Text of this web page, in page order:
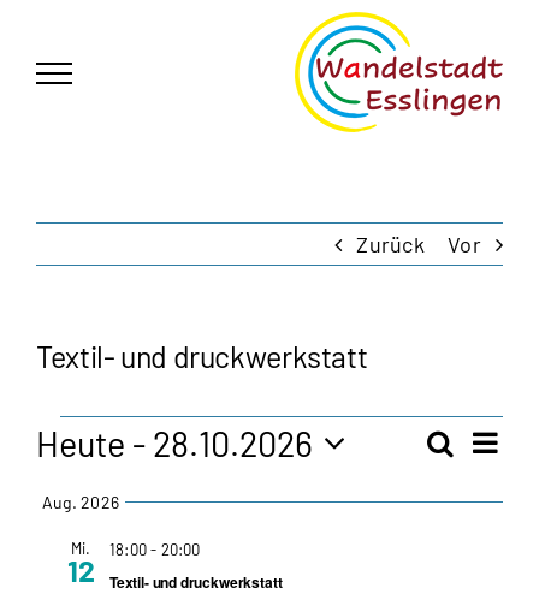
springen
Zurück Vor
Textil- und druckwerkstatt
Veranstaltungen Suche
Heute - 28.10.2026
auswählen.
Aug. 2026
Mi.
12
18:00- 20:00
Textil- und druckwerkstatt